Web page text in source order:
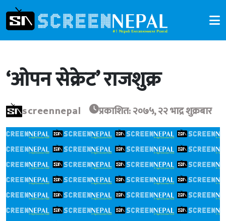
‘ओपन सेक्रेट’ राजशुक्र
screennepal प्रकाशित: २०७५, २२ भाद्र शुक्रबार